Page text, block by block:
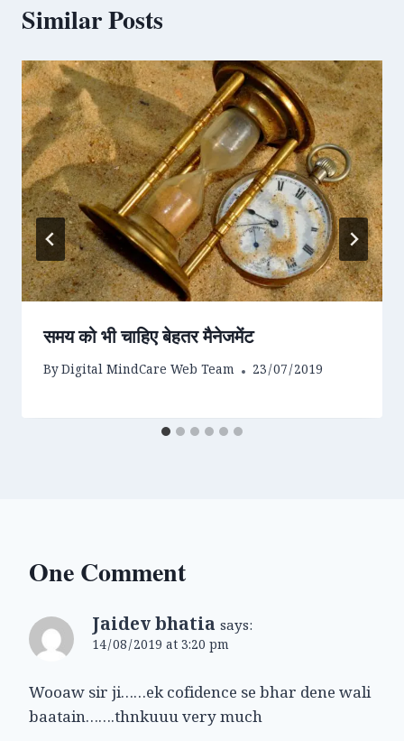
Similar Posts
समय को भी चाहिए बेहतर मैनेजमेंट
ByDigital MindCare Web Team 23/07/2019
One Comment
Jaidev bhatia says:
14/08/2019 at 3:20 pm
Wooaw sir ji……ek cofidence se bhar dene wali
baatain…….thnkuuu very much